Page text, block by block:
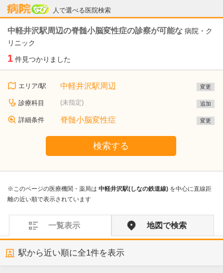
人で選べる医院検索
病院なび
中軽井沢駅周辺の脊髄小脳変性症の診察が可能な 病院・ク
リニック
1 件見つかりました
エリア/駅 中軽井沢駅周辺 変更
診療科目 (未指定) 追加
詳細条件 脊髄小脳変性症 変更
検索する
※このページの医療機関・薬局は 中軽井沢駅(しなの鉄道線) を中心に直線距
離の近い順で表示されています
一覧表示 地図で検索
駅から近い順に全1件を表示